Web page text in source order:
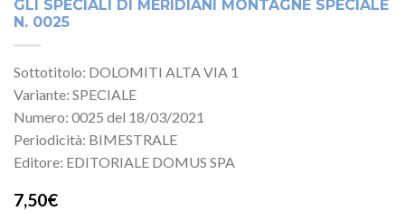
GLI SPECIALI DI MERIDIANI MONTAGNE SPECIALE
N. 0025
Sottotitolo: DOLOMITI ALTA VIA 1
Variante: SPECIALE
Numero: 0025 del 18/03/2021
Periodicità: BIMESTRALE
Editore: EDITORIALE DOMUS SPA
7,50€